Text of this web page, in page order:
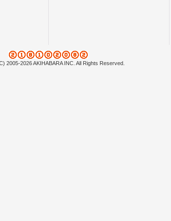
2005-2026 AKIHABARA INC. All Rights Reserved.